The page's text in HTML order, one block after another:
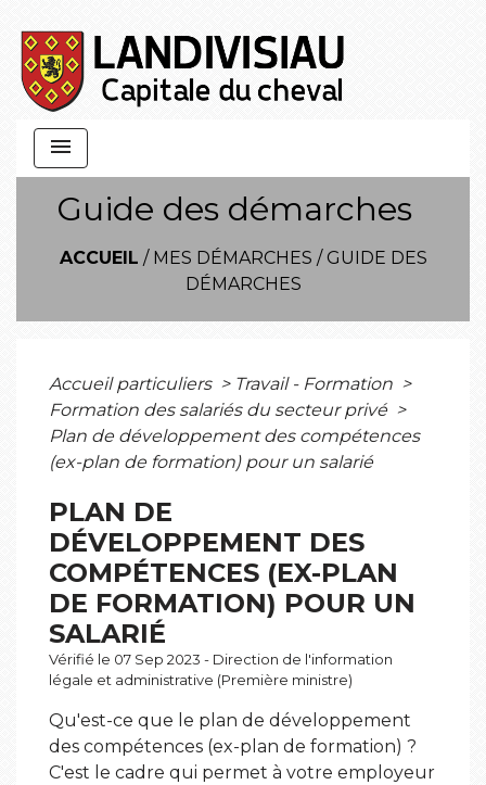
menu
Guide des démarches
ACCUEIL / MES DÉMARCHES / GUIDE DES
DÉMARCHES
Accueil particuliers > Travail - Formation >
Formation des salariés du secteur privé >
Plan de développement des compétences
(ex-plan de formation) pour un salarié
PLAN DE
DÉVELOPPEMENT DES
COMPÉTENCES (EX-PLAN
DE FORMATION) POUR UN
SALARIÉ
Vérifié le 07 Sep 2023 - Direction de l'information
légale et administrative (Première ministre)
Qu'est-ce que le plan de développement
des compétences (ex-plan de formation) ?
C'est le cadre qui permet à votre employeur